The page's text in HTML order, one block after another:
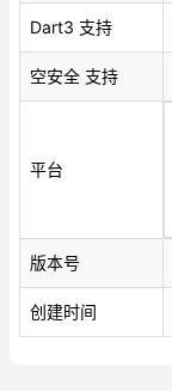
Dart3 支持
空安全 支持
平台
版本号
创建时间